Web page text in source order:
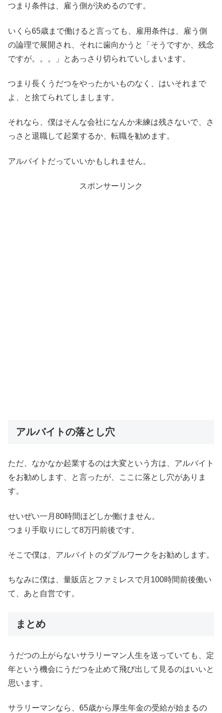
つまり条件は、雇う側が決めるのです。
いくら65歳まで働けると言っても、雇用条件は、雇う側
の論理で展開され、それに歯向かうと「そうですか、残念
ですが。。。」とあっさり切られていしまいます。
つまり長くうだつをやったかいものなく、はいそれまで
よ、と捨てられてしまします。
それなら、僕はそんな会社になんか未練は残さないで、さ
っさと退職して起業するか、転職を勧めます。
アルバイトだっていいかもしれません。
スポンサーリンク
アルバイトの落とし穴
ただ、なかなか起業するのは大変という方は、アルバイト
をお勧めします、と言ったが、ここに落とし穴がありま
す。
せいぜい一月80時間ほどしか働けません。
つまり手取りにして8万円前後です。
そこで僕は、アルバイトのダブルワークをお勧めします。
ちなみに僕は、量販店とファミレスで月100時間前後働い
て、あと自営です。
まとめ
うだつの上がらないサラリーマン人生を送っていても、定
年という機会にうだつを止めて飛び出して見るのはいいと
思います。
サラリーマンなら、65歳から厚生年金の受給が始まるの